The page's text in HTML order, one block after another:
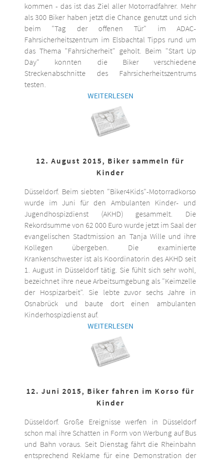
kommen - das ist das Ziel aller Motorradfahrer. Mehr
als 300 Biker haben jetzt die Chance genutzt und sich
beim "Tag der offenen Tür" im ADAC-
Fahrsicherheitszentrum im Elsbachtal Tipps rund um
das Thema "Fahrsicherheit" geholt. Beim "Start Up
Day" konnten die Biker verschiedene
Streckenabschnitte des Fahrsicherheitszentrums
testen.
WEITERLESEN
12. August 2015, Biker sammeln für
Kinder
Düsseldorf. Beim siebten "Biker4Kids"-Motorradkorso
wurde im Juni für den Ambulanten Kinder- und
Jugendhospizdienst (AKHD) gesammelt. Die
Rekordsumme von 62 000 Euro wurde jetzt im Saal der
evangelischen Stadtmission an Tanja Wille und ihre
Kollegen übergeben. Die examinierte
Krankenschwester ist als Koordinatorin des AKHD seit
1. August in Düsseldorf tätig. Sie fühlt sich sehr wohl,
bezeichnet ihre neue Arbeitsumgebung als "Keimzelle
der Hospizarbeit". Sie lebte zuvor sechs Jahre in
Osnabrück und baute dort einen ambulanten
Kinderhospizdienst auf.
WEITERLESEN
12. Juni 2015, Biker fahren im Korso für
Kinder
Düsseldorf. Große Ereignisse werfen in Düsseldorf
schon mal ihre Schatten in Form von Werbung auf Bus
und Bahn voraus. Seit Dienstag fährt die Rheinbahn
entsprechend Reklame für eine Demonstration der